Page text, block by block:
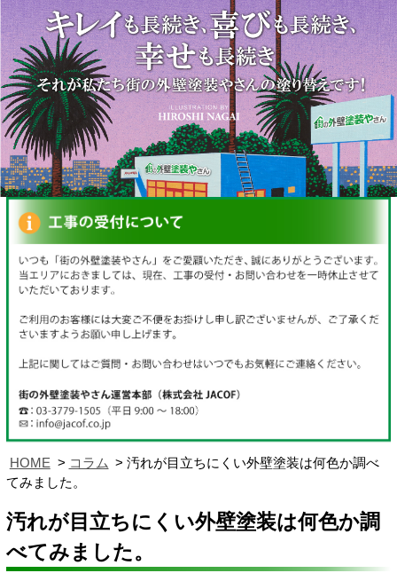
HOME コラム
汚れが目立ちにくい外壁塗装は何色か調べ
てみました。
汚れが目立ちにくい外壁塗装は何色か調
べてみました。